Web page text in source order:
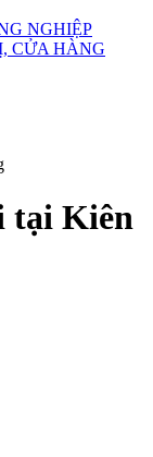
NGHIỆP
CỬA HÀNG
tại Kiên